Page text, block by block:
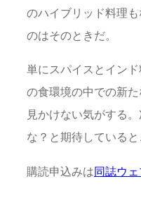
のハイブリッド料理
のはそのときだ。
単にスパイスとイン
の食環境の中での新
見かけない気がする
な？と期待していると
購読申込みは同誌ウェ